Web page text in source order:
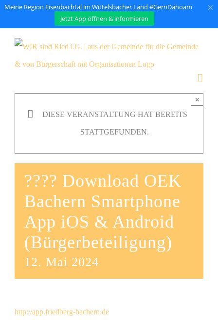
Meine Region Eisenbachtal im Wittelsbacher Land #GernDahoam
Jetzt App öffnen & informieren
×
DIESE VERANSTALTUNG HAT BEREITS
STATTGEFUNDEN.
×
???? Download OEK
Bachern Smartphone
App iOS & Android
(Bürgerbeteiligung)
12. Mai 2024
http://app.friedberg-bachern.de